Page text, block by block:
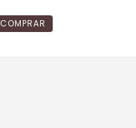
COMPRAR